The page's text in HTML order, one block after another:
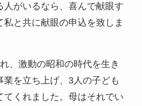
人がいるなら、喜んで献眼す
私と共に献眼の申込を致しま
、激動の昭和の時代を生き
業を立ち上げ、3人の子ども
てくれました。母はそれでい